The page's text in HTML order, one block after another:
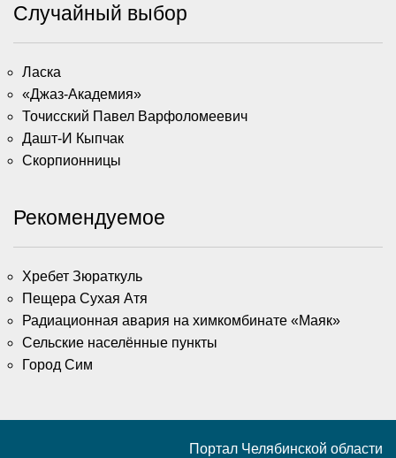
Случайный выбор
Ласка
«Джаз-Академия»
Точисский Павел Варфоломеевич
Дашт-И Кыпчак
Скорпионницы
Рекомендуемое
Хребет Зюраткуль
Пещера Сухая Атя
Радиационная авария на химкомбинате «Маяк»
Сельские населённые пункты
Город Сим
Портал Челябинской области